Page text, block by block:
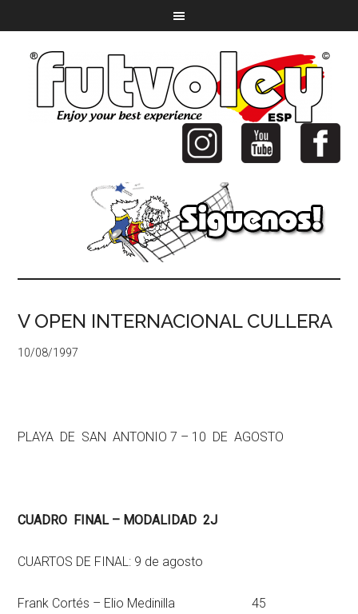
V OPEN INTERNACIONAL CULLERA
10/08/1997
PLAYA DE SAN ANTONIO 7 – 10 DE AGOSTO
CUADRO FINAL – MODALIDAD 2J
CUARTOS DE FINAL: 9 de agosto
Frank Cortés – Elio Medinilla 45